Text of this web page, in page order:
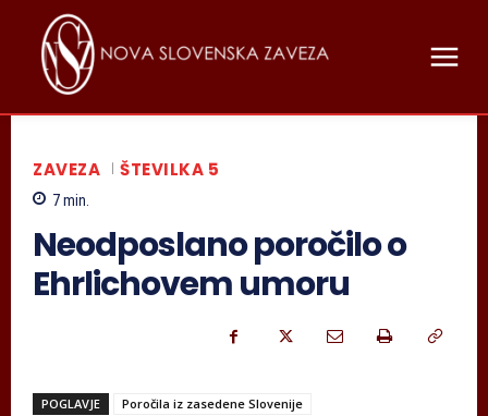
ZAVEZA ŠTEVILKA 5
7min.
Neodposlano poročilo o
Ehrlichovem umoru
POGLAVJE Poročila iz zasedene Slovenije